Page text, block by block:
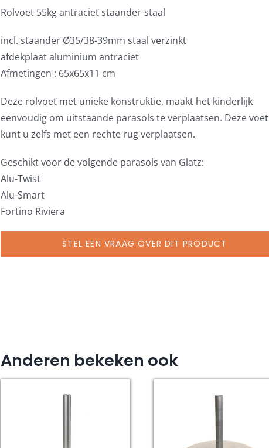
Rolvoet 55kg antraciet staander-staal
incl. staander Ø35/38-39mm staal verzinkt
afdekplaat aluminium antraciet
Afmetingen : 65x65x11 cm
Deze rolvoet met unieke konstruktie, maakt het kinderlijk
eenvoudig om uitstaande parasols te verplaatsen. Deze voet
kunt u zelfs met een rechte rug verplaatsen.
Geschikt voor de volgende parasols van Glatz:
Alu-Twist
Alu-Smart
Fortino Riviera
STEL EEN VRAAG OVER DIT PRODUCT
Anderen bekeken ook